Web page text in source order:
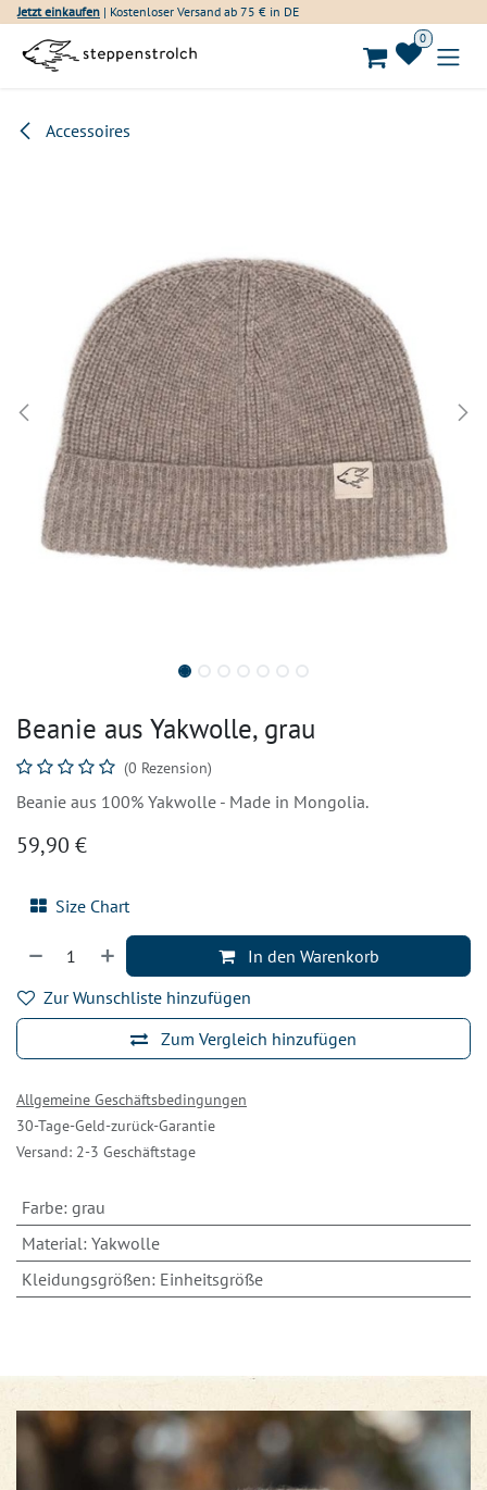
Zum Inhalt springen
Jetzt einkaufen | Kostenloser Versand ab 75 € in DE
0
Accessoires
Beanie aus Yakwolle, grau
(0 Rezension)
Beanie aus 100% Yakwolle - Made in Mongolia.
59,90 €
Size Chart
In den Warenkorb
Zum Vergleich hinzufügen
Zur Wunschliste hinzufügen
Allgemeine Geschäftsbedingungen
30-Tage-Geld-zurück-Garantie
Versand: 2-3 Geschäftstage
Farbe: grau
Material: Yakwolle
Kleidungsgrößen: Einheitsgröße